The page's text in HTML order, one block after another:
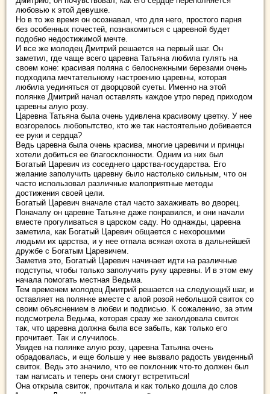
любовью к этой девушке.
Но в то же время он осознавал, что для него, простого парня
без особенных почестей, познакомиться с царевной будет
подобно недостижимой мечте.
И все же молодец Дмитрий решается на первый шаг. Он
заметил, где чаще всего царевна Татьяна любила гулять на
своем коне: красивая поляна с белоснежными березами очень
подходила мечтательному настроению царевны, которая
любила уединяться от дворцовой суеты. Именно на этой
полянке Дмитрий начал оставлять каждое утро перед приходом
царевны алую розу.
Царевна Татьяна была очень удивлена красивому цветку. У нее
возгорелось любопытство, кто же так настоятельно добивается
ее руки и сердца?
Ведь царевна была очень красива, многие царевичи и принцы
хотели добиться ее благосклонности. Одним из них был
Богатый Царевич из соседнего царства-государства. Его
желание заполучить царевну было настолько сильным, что он
часто использовал различные малоприятные методы
достижения своей цели.
Богатый Царевич вначале стал часто захаживать во дворец.
Поначалу он царевне Татьяне даже понравился, и они начали
вместе прогуливаться в царском саду. Но однажды, царевна
заметила, как Богатый Царевич общается с нехорошими
людьми их царства, и у нее отпала всякая охота в дальнейшей
дружбе с Богатым Царевичем.
Заметив это, Богатый Царевич начинает идти на различные
подступы, чтобы только заполучить руку царевны. И в этом ему
начала помогать местная Ведьма.
Тем временем молодец Дмитрий решается на следующий шаг, и
оставляет на полянке вместе с алой розой небольшой свиток со
своим объяснением в любви и подписью. К сожалению, за этим
подсмотрела Ведьма, которая сразу же заколдовала свиток
так, что царевна должна была все забыть, как только его
прочитает. Так и случилось.
Увидев на полянке алую розу, царевна Татьяна очень
обрадовалась, и еще больше у нее вызвало радость увиденный
свиток. Ведь это значило, что ее поклонник что-то должен был
там написать и теперь они смогут встретиться!
Она открыла свиток, прочитала и как только дошла до слов